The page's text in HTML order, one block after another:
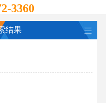
3360
结果